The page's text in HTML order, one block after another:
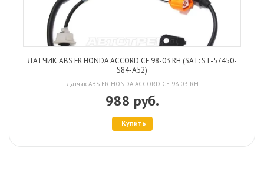
ДАТЧИК ABS FR HONDA ACCORD CF 98-03 RH (SAT: ST-57450-
S84-A52)
Датчик ABS FR HONDA ACCORD CF 98-03 RH
988 руб.
Купить